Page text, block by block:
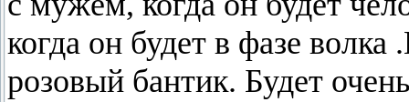
когда он будет в фазе
розовый бантик. Будет